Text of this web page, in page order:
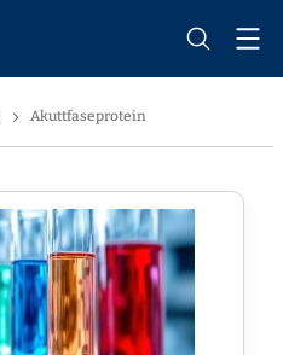
Akuttfaseprotein